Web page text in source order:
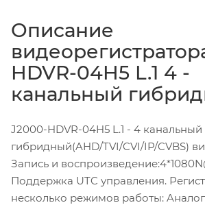
Описание
HDVR-04H5 L.1 4 -
канальный
J2000-HDVR-04H5 L.1 - 4 канальный
гибридный(AHD/TVI/CVI/IP/CVBS)
Запись и
Поддержка UTC управления.
несколько режимов работы: